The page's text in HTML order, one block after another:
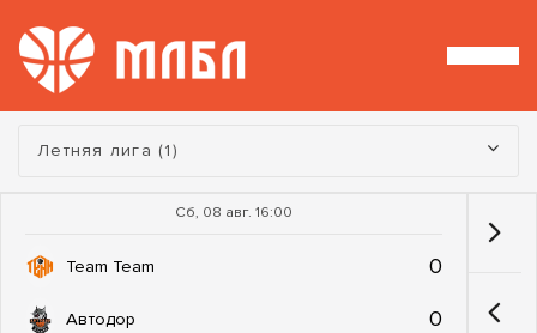
Турнир:
Летняя лига (1)
Сб, 08 авг. 16:00
Team Team 0
Автодор 0